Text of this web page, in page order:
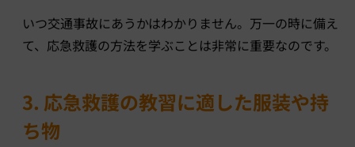
いつ交通事故にあうかはわかりません。万一の時に備え
て、応急救護の方法を学ぶことは非常に重要なのです。
3. 応急救護の教習に適した服装や持
ち物